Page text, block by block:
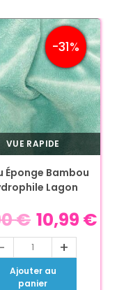
-31%
VUE RAPIDE
Éponge Bambou
Lagon
€ 10,99 €
+
Ajouter au
panier